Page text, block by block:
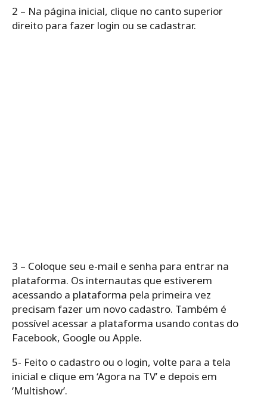
2 – Na página inicial, clique no canto superior
direito para fazer login ou se cadastrar.
3 – Coloque seu e-mail e senha para entrar na
plataforma. Os internautas que estiverem
acessando a plataforma pela primeira vez
precisam fazer um novo cadastro. Também é
possível acessar a plataforma usando contas do
Facebook, Google ou Apple.
5- Feito o cadastro ou o login, volte para a tela
inicial e clique em ‘Agora na TV’ e depois em
‘Multishow’.